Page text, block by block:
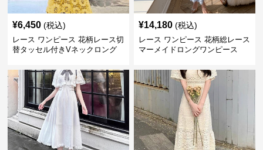
¥6,450 (税込)
レース ワンピース 花柄レース切
替タッセル付きVネックロング
¥14,180 (税込)
レース ワンピース 花柄総レース
マーメイドロングワンピース